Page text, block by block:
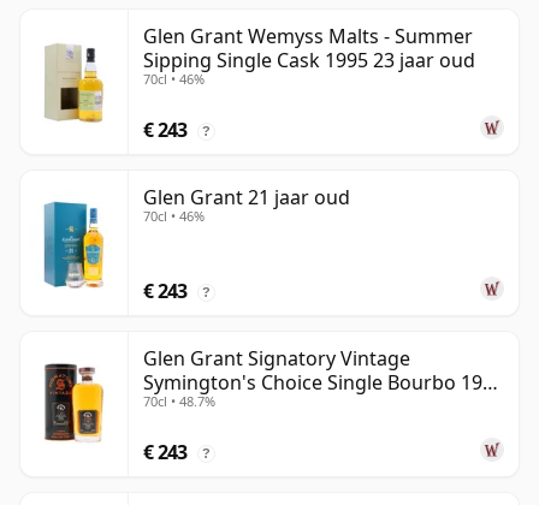
Glen Grant Wemyss Malts - Summer
Sipping Single Cask 1995 23 jaar oud
70cl • 46%
€ 243 ?
Glen Grant 21 jaar oud
70cl • 46%
€ 243 ?
Glen Grant Signatory Vintage
Symington's Choice Single Bourbo 1995
30 jaar oud
70cl • 48.7%
€ 243 ?